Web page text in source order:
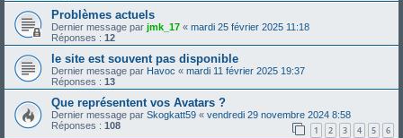
Problèmes actuels
Dernier message par jmk_17 « mardi 25 février 2025 11:18
Réponses : 12
le site est souvent pas disponible
Dernier message par Havoc « mardi 11 février 2025 19:37
Réponses : 13
Que représentent vos Avatars ?
Dernier message par Skogkatt59 « vendredi 29 novembre 2024 8:58
Réponses : 108 1 2 3 4 5 6